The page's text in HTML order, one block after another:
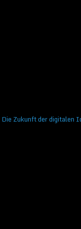
Die Zukunft der digitalen